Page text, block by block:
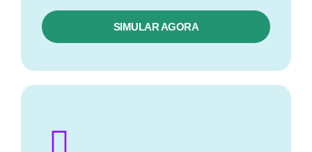
SIMULAR AGORA​